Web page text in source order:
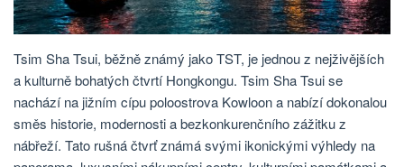
Tsim Sha Tsui, běžně známý jako TST, je jednou z nejživějších
a kulturně bohatých čtvrtí Hongkongu. Tsim Sha Tsui se
nachází na jižním cípu poloostrova Kowloon a nabízí dokonalou
směs historie, modernosti a bezkonkurenčního zážitku z
nábřeží. Tato rušná čtvrť známá svými ikonickými výhledy na